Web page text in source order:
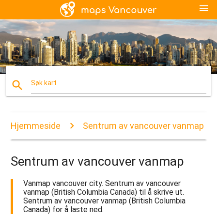
menu
search Søk kart
Hjemmeside Sentrum av vancouver vanmap
Sentrum av vancouver vanmap
Vanmap vancouver city. Sentrum av vancouver
vanmap (British Columbia Canada) til å skrive ut.
Sentrum av vancouver vanmap (British Columbia
Canada) for å laste ned.